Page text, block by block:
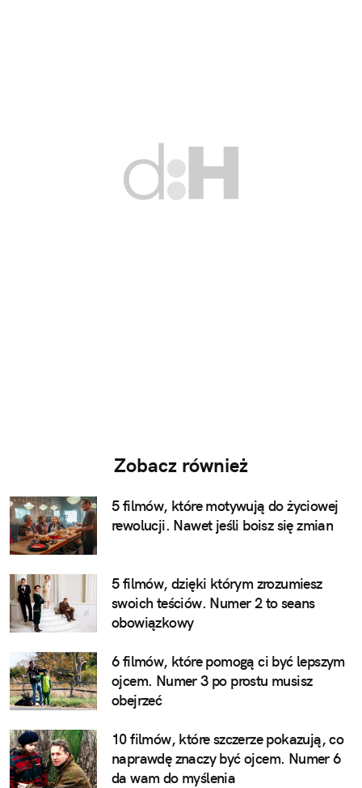
Zobacz również
5 filmów, które motywują do życiowej
rewolucji. Nawet jeśli boisz się zmian
5 filmów, dzięki którym zrozumiesz
swoich teściów. Numer 2 to seans
obowiązkowy
6 filmów, które pomogą ci być lepszym
ojcem. Numer 3 po prostu musisz
obejrzeć
10 filmów, które szczerze pokazują, co
naprawdę znaczy być ojcem. Numer 6
da wam do myślenia